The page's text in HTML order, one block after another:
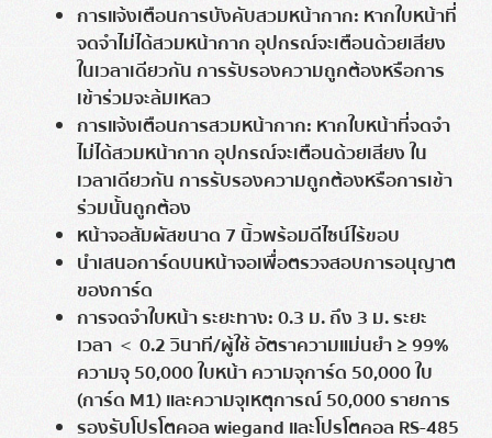
การแจ้งเตือนการบังคับสวมหน้ากาก: หากใบหน้าที่
จดจำไม่ได้สวมหน้ากาก อุปกรณ์จะเตือนด้วยเสียง
ในเวลาเดียวกัน การรับรองความถูกต้องหรือการ
เข้าร่วมจะล้มเหลว
การแจ้งเตือนการสวมหน้ากาก: หากใบหน้าที่จดจำ
ไม่ได้สวมหน้ากาก อุปกรณ์จะเตือนด้วยเสียง ใน
เวลาเดียวกัน การรับรองความถูกต้องหรือการเข้า
ร่วมนั้นถูกต้อง
หน้าจอสัมผัสขนาด 7 นิ้วพร้อมดีไซน์ไร้ขอบ
นำเสนอการ์ดบนหน้าจอเพื่อตรวจสอบการอนุญาต
ของการ์ด
การจดจำใบหน้า ระยะทาง: 0.3 ม. ถึง 3 ม. ระยะ
เวลา ＜ 0.2 วินาที/ผู้ใช้อัตราความแม่นยำ ≥ 99%
ความจุ 50,000 ใบหน้า ความจุการ์ด 50,000 ใบ
(การ์ด M1) และความจุเหตุการณ์ 50,000 รายการ
รองรับโปรโตคอล wiegand และโปรโตคอล RS-485